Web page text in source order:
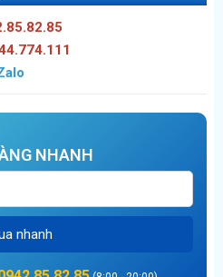
NHANH
nhanh